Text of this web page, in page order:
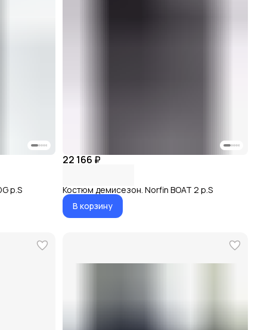
р.S
22 166 ₽
Костюм демисезон. Norfin BOAT 2 р.S
В корзину